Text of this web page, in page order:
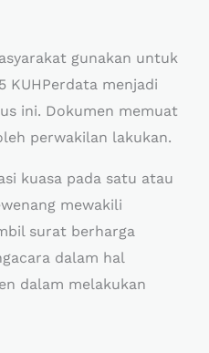
gunakan untuk
KUHPerdata menjadi
ini. Dokumen memuat
perwakilan lakukan.
kuasa pada satu atau
mewakili
surat berharga
dalam hal
dalam melakukan